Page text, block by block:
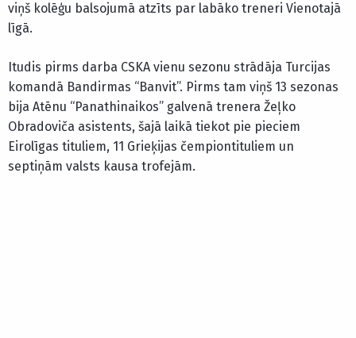
viņš kolēģu balsojumā atzīts par labāko treneri Vienotajā
līgā.
Itudis pirms darba CSKA vienu sezonu strādāja Turcijas
komandā Bandirmas “Banvit”. Pirms tam viņš 13 sezonas
bija Atēnu “Panathinaikos” galvenā trenera Žeļko
Obradoviča asistents, šajā laikā tiekot pie pieciem
Eirolīgas tituliem, 11 Grieķijas čempiontituliem un
septiņām valsts kausa trofejām.